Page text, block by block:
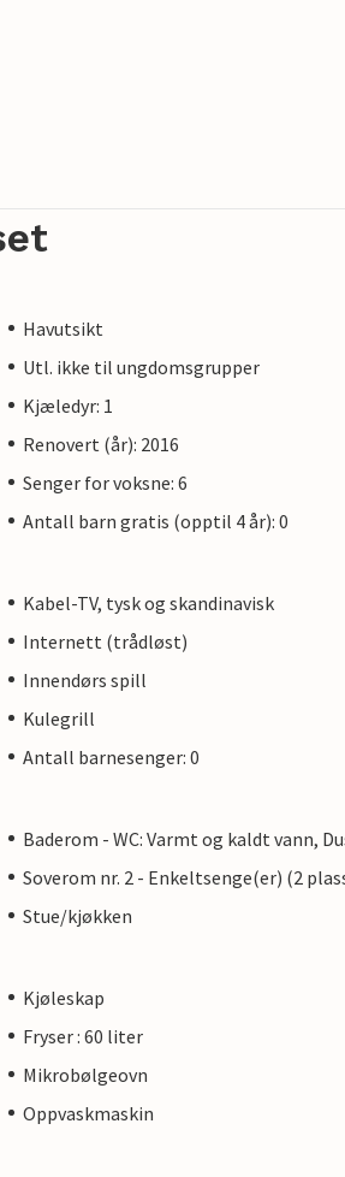
Havutsikt
Utl. ikke til ungdomsgrupper
Kjæledyr: 1
Renovert (år): 2016
Senger for voksne: 6
Antall barn gratis (opptil 4 år): 0
Kabel-TV, tysk og skandinavisk
Internett (trådløst)
Innendørs spill
Kulegrill
Antall barnesenger: 0
Baderom - WC: Varmt og kaldt vann,
Soverom nr. 2 - Enkeltsenge(er) (2
Stue/kjøkken
Kjøleskap
Fryser : 60 liter
Mikrobølgeovn
Oppvaskmaskin